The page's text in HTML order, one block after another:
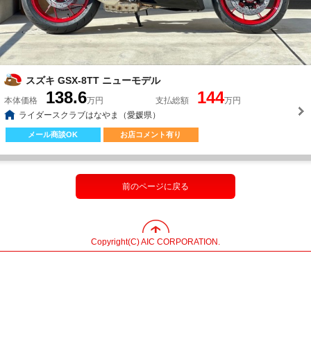
スズキ GSX-8TT ニューモデル
本体価格 138.6万円 支払総額 144万円
ライダースクラブはなやま（愛媛県）
メール商談OK お店コメント有り
前のページに戻る
Copyright(C) AIC CORPORATION.